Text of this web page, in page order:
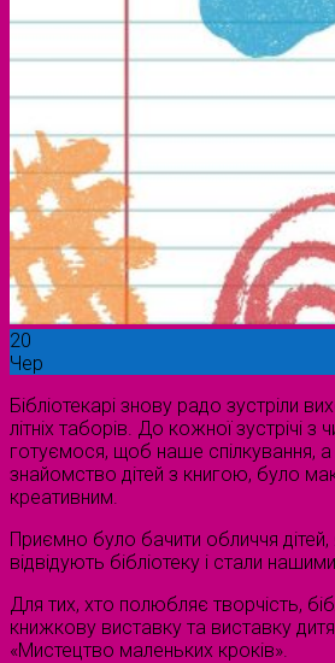
20
Чер
Бібліотекарі знову радо зустріли
літніх таборів. До кожної зустрічі
готуємося, щоб наше спілкування,
знайомство дітей з книгою, було
креативним.
Приємно було бачити обличчя дітей,
відвідують бібліотеку і стали
Для тих, хто полюбляє творчість,
книжкову виставку та виставку
«Мистецтво маленьких кроків».